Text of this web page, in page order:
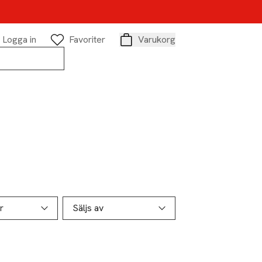
Logga in
Favoriter
Varukorg
Säljs av